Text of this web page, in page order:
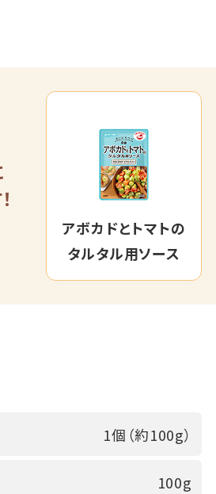
アボカドとトマトの
タルタル用ソース
1個（約100g）
100g